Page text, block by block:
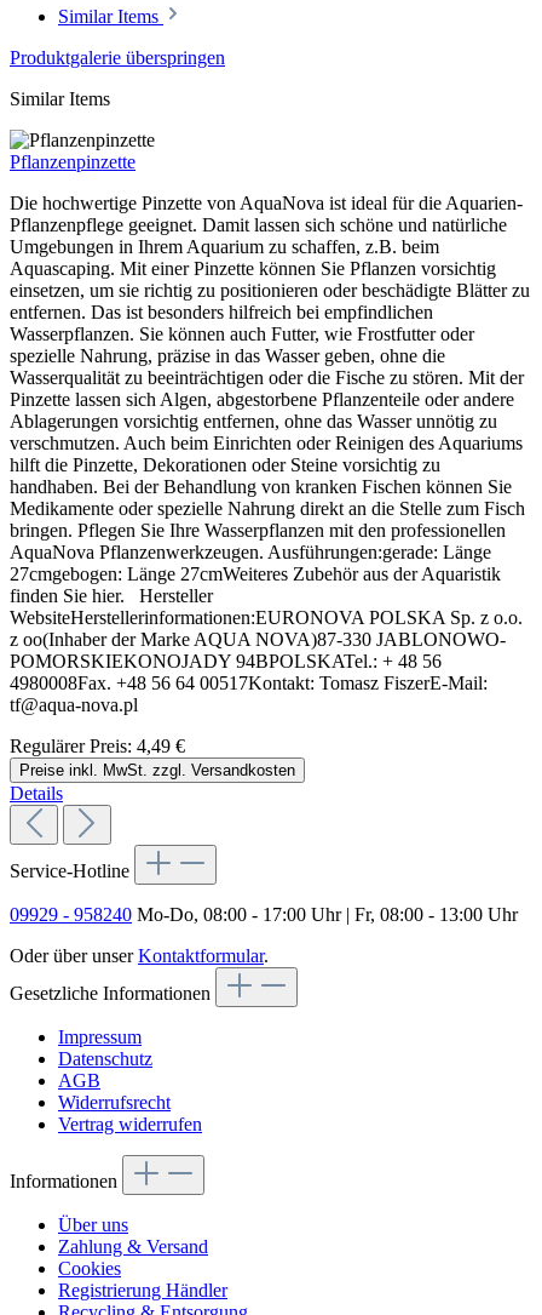
Similar Items
Produktgalerie überspringen
Similar Items
Pflanzenpinzette
Die hochwertige Pinzette von AquaNova ist ideal für die Aquarien-
Pflanzenpflege geeignet. Damit lassen sich schöne und natürliche
Umgebungen in Ihrem Aquarium zu schaffen, z.B. beim
Aquascaping. Mit einer Pinzette können Sie Pflanzen vorsichtig
einsetzen, um sie richtig zu positionieren oder beschädigte Blätter zu
entfernen. Das ist besonders hilfreich bei empfindlichen
Wasserpflanzen. Sie können auch Futter, wie Frostfutter oder
spezielle Nahrung, präzise in das Wasser geben, ohne die
Wasserqualität zu beeinträchtigen oder die Fische zu stören. Mit der
Pinzette lassen sich Algen, abgestorbene Pflanzenteile oder andere
Ablagerungen vorsichtig entfernen, ohne das Wasser unnötig zu
verschmutzen. Auch beim Einrichten oder Reinigen des Aquariums
hilft die Pinzette, Dekorationen oder Steine vorsichtig zu
handhaben. Bei der Behandlung von kranken Fischen können Sie
Medikamente oder spezielle Nahrung direkt an die Stelle zum Fisch
bringen. Pflegen Sie Ihre Wasserpflanzen mit den professionellen
AquaNova Pflanzenwerkzeugen. Ausführungen:gerade: Länge
27cmgebogen: Länge 27cmWeiteres Zubehör aus der Aquaristik
finden Sie hier. Hersteller
WebsiteHerstellerinformationen:EURONOVA POLSKA Sp. z o.o.
z oo(Inhaber der Marke AQUA NOVA)87-330 JABLONOWO-
POMORSKIEKONOJADY 94BPOLSKATel.: + 48 56
4980008Fax. +48 56 64 00517Kontakt: Tomasz FiszerE-Mail:
tf@aqua-nova.pl
Regulärer Preis: 4,49 €
Preise inkl. MwSt. zzgl. Versandkosten
Details
Service-Hotline
09929 - 958240 Mo-Do, 08:00 - 17:00 Uhr | Fr, 08:00 - 13:00 Uhr
Oder über unserKontaktformular.
Gesetzliche Informationen
Impressum
Datenschutz
AGB
Widerrufsrecht
Vertrag widerrufen
Informationen
Über uns
Zahlung & Versand
Cookies
Registrierung Händler